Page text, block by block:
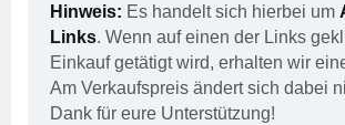
Hinweis: Es handelt sich hierbei um
Links. Wenn auf einen der Links
Einkauf getätigt wird, erhalten wir
Am Verkaufspreis ändert sich dabei
Dank für eure Unterstützung!